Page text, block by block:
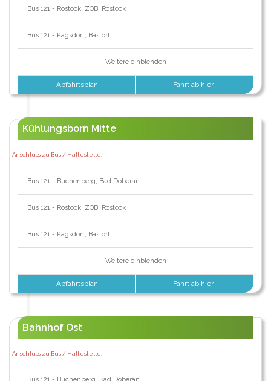
Bus 121 - Rostock, ZOB, Rostock
Bus 121 - Kägsdorf, Bastorf
Weitere einblenden
Abfahrtsplan Fahrt ab hier
Kühlungsborn Mitte
Anschluss zu Bus / Haltestelle:
Bus 121 - Buchenberg, Bad Doberan
Bus 121 - Rostock, ZOB, Rostock
Bus 121 - Kägsdorf, Bastorf
Weitere einblenden
Abfahrtsplan Fahrt ab hier
Bahnhof Ost
Anschluss zu Bus / Haltestelle: